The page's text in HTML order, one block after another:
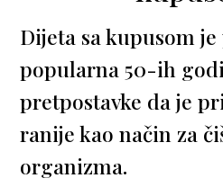
Dijeta sa kupusom
popularna 50-ih
pretpostavke da je
ranije kao način za
organizma.